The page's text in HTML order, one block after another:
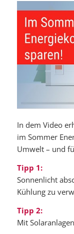
In dem Video
im Sommer
Umwelt – und
Tipp 1:
Sonnenlicht
Kühlung zu
Tipp 2:
Mit